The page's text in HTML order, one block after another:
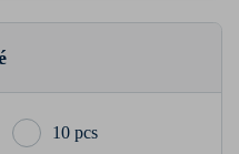
10 pcs